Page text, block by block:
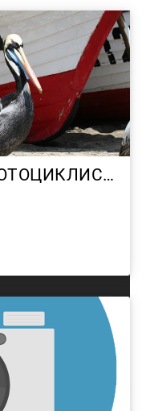
УВАЖАЕМЫ ДРУЗЬЯ МОТОЦИКЛИСТЫ !